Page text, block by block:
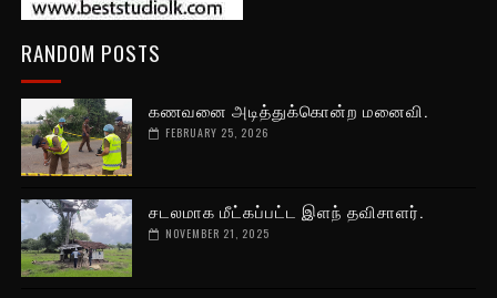
RANDOM POSTS
கணவனை அடித்துக்கொன்ற மனைவி.
FEBRUARY 25, 2026
சடலமாக மீட்கப்பட்ட இளந் தவிசாளர்.
NOVEMBER 21, 2025